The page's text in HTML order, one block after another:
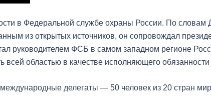
в Федеральной службе охраны России. По словам
из открытых источников, он сопровождал
руководителем ФСБ в самом западном регионе
всей областью в качестве исполняющего обязанности
делегаты — 50 человек из 20 стран